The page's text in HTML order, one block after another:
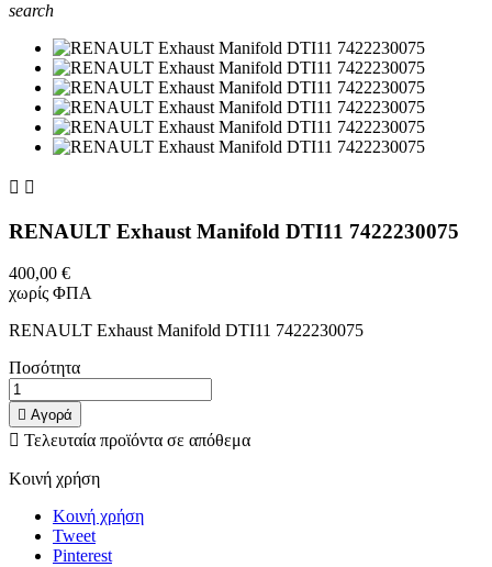
search
 
RENAULT Exhaust Manifold DTI11 7422230075
400,00 €
χωρίς ΦΠΑ
RENAULT Exhaust Manifold DTI11 7422230075
Ποσότητα
 Αγορά
 Τελευταία προϊόντα σε απόθεμα
Κοινή χρήση
Κοινή χρήση
Tweet
Pinterest